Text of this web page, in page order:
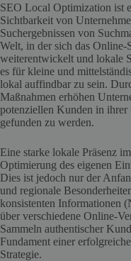
SEO Local Optimization ist
Sichtbarkeit von
Suchergebnissen von
Welt, in der sich das Online-
weiterentwickelt und lokale
es für kleine und
lokal auffindbar zu sein.
Maßnahmen erhöhen
potenziellen Kunden in ihrer
gefunden zu werden.
Eine starke lokale Präsenz
Optimierung des eigenen
Dies ist jedoch nur der
und regionale
konsistenten Informationen
über verschiedene Online-
Sammeln authentischer
Fundament einer
Strategie.